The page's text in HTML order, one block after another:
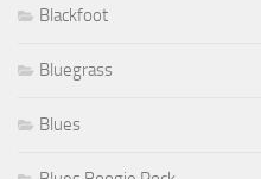
Blackfoot
Bluegrass
Blues